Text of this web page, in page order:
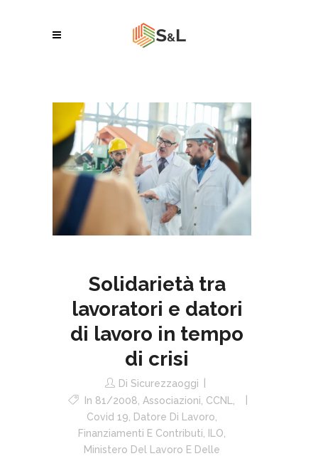
Solidarietà tra
lavoratori e datori
di lavoro in tempo
di crisi
Di Sicurezzaoggi
In 81/2008 Associazioni CCNL
Covid 19
Datore Di Lavoro
Finanziamenti E Contributi
ILO
Ministero Del Lavoro E Delle